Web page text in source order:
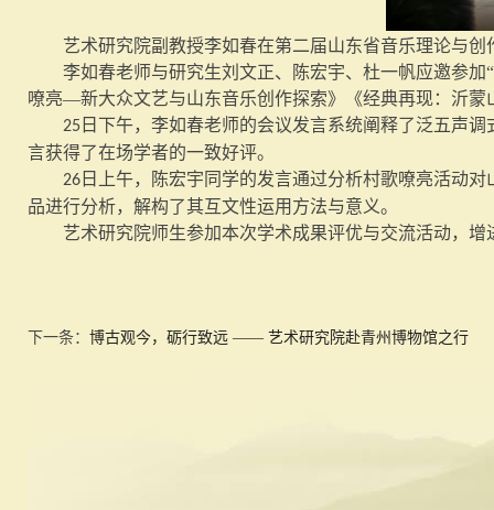
艺术研究院副教授李如春在第二届山东省音乐理论与
李如春老师与研究生刘文正、陈宏宇、杜一帆应邀参加
嘹亮—新大众文艺与山东音乐创作探索》《经典再现：沂
25 日下午，李如春老师的会议发言系统阐释了泛五声
言获得了在场学者的一致好评。
26 日上午，陈宏宇同学的发言通过分析村歌嘹亮活动
品进行分析，解构了其互文性运用方法与意义。
艺术研究院师生参加本次学术成果评优与交流活动，
下一条： 博古观今，砺行致远 —— 艺术研究院赴青州博物馆之行